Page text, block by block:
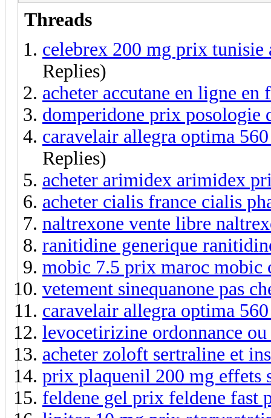
Threads
celebrex 200 mg prix
Replies)
acheter accutane en ligne
domperidone prix posologie
caravelair allegra optima
Replies)
acheter arimidex arimidex
acheter cialis france cialis
naltrexone vente libre
ranitidine generique
mobic 7.5 prix maroc mobic
vetement sinequanone pas
caravelair allegra optima
levocetirizine ordonnance
acheter zoloft sertraline et
prix plaquenil 200 mg effets
feldene gel prix feldene fast